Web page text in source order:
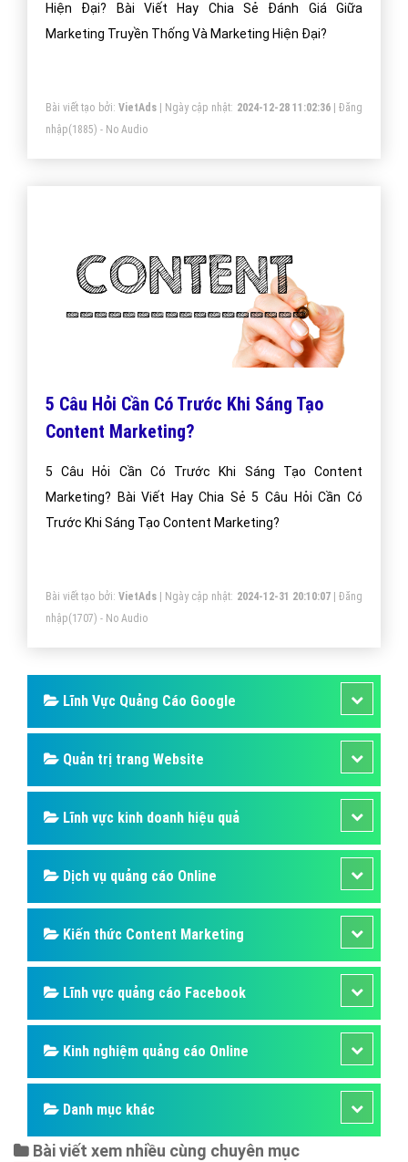
Hiện Đại? Bài Viết Hay Chia Sẻ Đánh Giá Giữa
Marketing Truyền Thống Và Marketing Hiện Đại?
Bài viết tạo bởi: VietAds| Ngày cập nhật: 2024-12-28 11:02:36|Đăng
nhập(1885) - No Audio
5 Câu Hỏi Cần Có Trước Khi Sáng Tạo
Content Marketing?
5 Câu Hỏi Cần Có Trước Khi Sáng Tạo Content
Marketing? Bài Viết Hay Chia Sẻ 5 Câu Hỏi Cần Có
Trước Khi Sáng Tạo Content Marketing?
Bài viết tạo bởi: VietAds| Ngày cập nhật: 2024-12-31 20:10:07|Đăng
nhập(1707) - No Audio
Lĩnh Vực Quảng Cáo Google
Quản trị trang Website
Lĩnh vực kinh doanh hiệu quả
Dịch vụ quảng cáo Online
Kiến thức Content Marketing
Lĩnh vực quảng cáo Facebook
Kinh nghiệm quảng cáo Online
Danh mục khác
Bài viết xem nhiều cùng chuyên mục